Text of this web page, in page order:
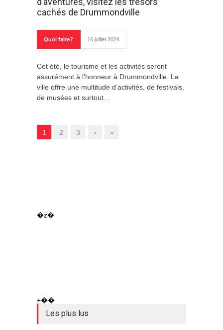
cachés de Drummondville
Quoi faire? 16 juillet 2024
Cet été, le tourisme et les activités seront
assurément à l’honneur à Drummondville. La
ville offre une multitude d’activités, de festivals,
de musées et surtout…
1 2 3 › »
�z�
+��
Les plus lus